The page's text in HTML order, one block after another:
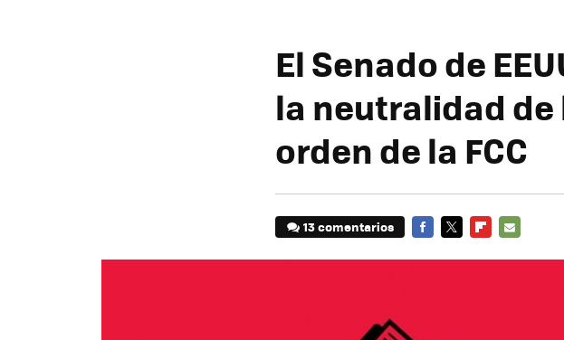
El Senado de
la neutralidad
orden de la FCC
13 comentarios